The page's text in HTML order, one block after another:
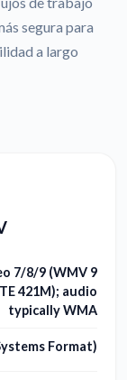
segura para
a largo
7/8/9 (WMV 9
421M); audio
typically WMA
Format)